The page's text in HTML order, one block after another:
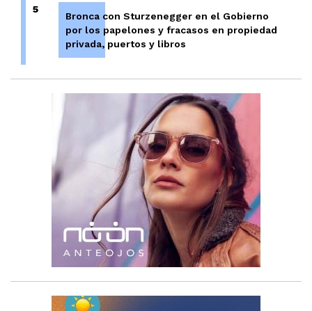
5
Bronca con Sturzenegger en el Gobierno
por los papelones y fracasos en propiedad
privada, puertos y libros